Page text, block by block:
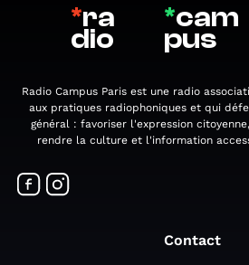
*ra
dio
*cam
pus
Radio Campus Paris est une radio
aux pratiques radiophoniques et qui
général : favoriser l'expression
rendre la culture et l'information
Contact